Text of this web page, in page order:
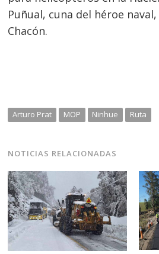
Puñual, cuna del héroe
Chacón.
Arturo Prat MOP Ninhue Ruta
NOTICIAS RELACIONADAS